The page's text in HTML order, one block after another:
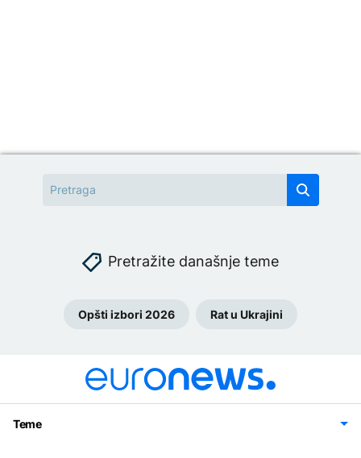
Pretražite današnje teme
Opšti izbori 2026 Rat u Ukrajini
Teme